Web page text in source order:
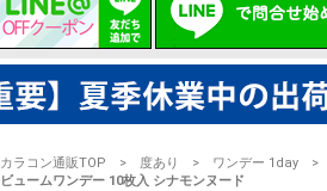
カラコン通販TOP 度あり ワンデー 1day
ビュームワンデー 10枚入 シナモンヌード